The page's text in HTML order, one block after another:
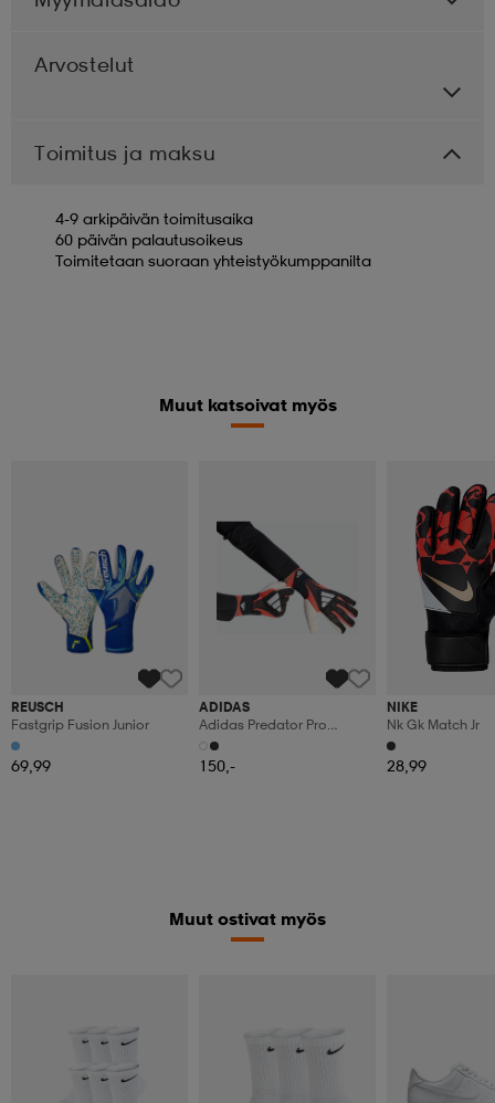
Arvostelut
Toimitus ja maksu
4-9 arkipäivän toimitusaika
60 päivän palautusoikeus
Toimitetaan suoraan yhteistyökumppanilta
Muut katsoivat myös
REUSCH
Fastgrip Fusion Junior
69,99
ADIDAS
Adidas Predator Pro
Målvaktshandskar
150,-
NIKE
Nk Gk Match Jr
28,99
Muut ostivat myös